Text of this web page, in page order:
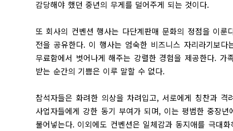
감당해야 했던 중년의 무게를 덜어주게 되는 것이다.
또 회사의 컨벤션 행사는 다단계판매 문화의 정점을 이
전을 공유한다. 이 행사는 엄숙한 비즈니스 자리라기보
무료함에서 벗어나게 해주는 강렬한 경험을 제공한다.
받는 순간의 기쁨은 이루 말할 수 없다.
참석자들은 화려한 의상을 차려입고, 서로에게 칭찬과
사업자들에게 강한 동기 부여가 되며, 이는 평범한 중장
불어넣는다. 이외에도 컨벤션은 일체감과 동지애를 극대